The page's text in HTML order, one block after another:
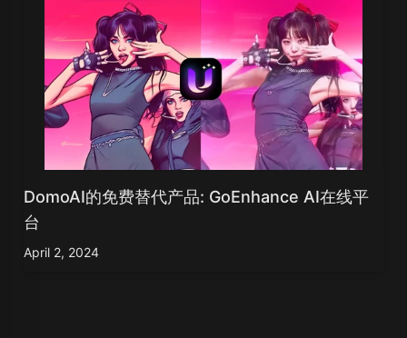
DomoAI的免费替代产品: GoEnhance AI在线平
台
April 2, 2024